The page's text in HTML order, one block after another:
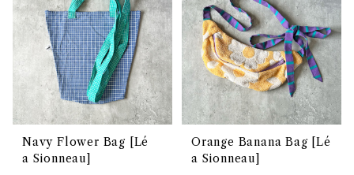
Navy Flower Bag [Lé
a Sionneau]
Orange Banana Bag [Lé
a Sionneau]